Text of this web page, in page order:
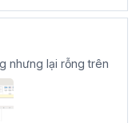
nhưng lại rỗng trên